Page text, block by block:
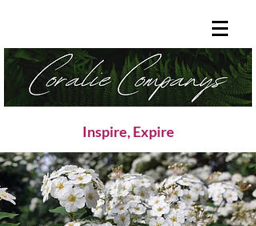
Inspire, Expire